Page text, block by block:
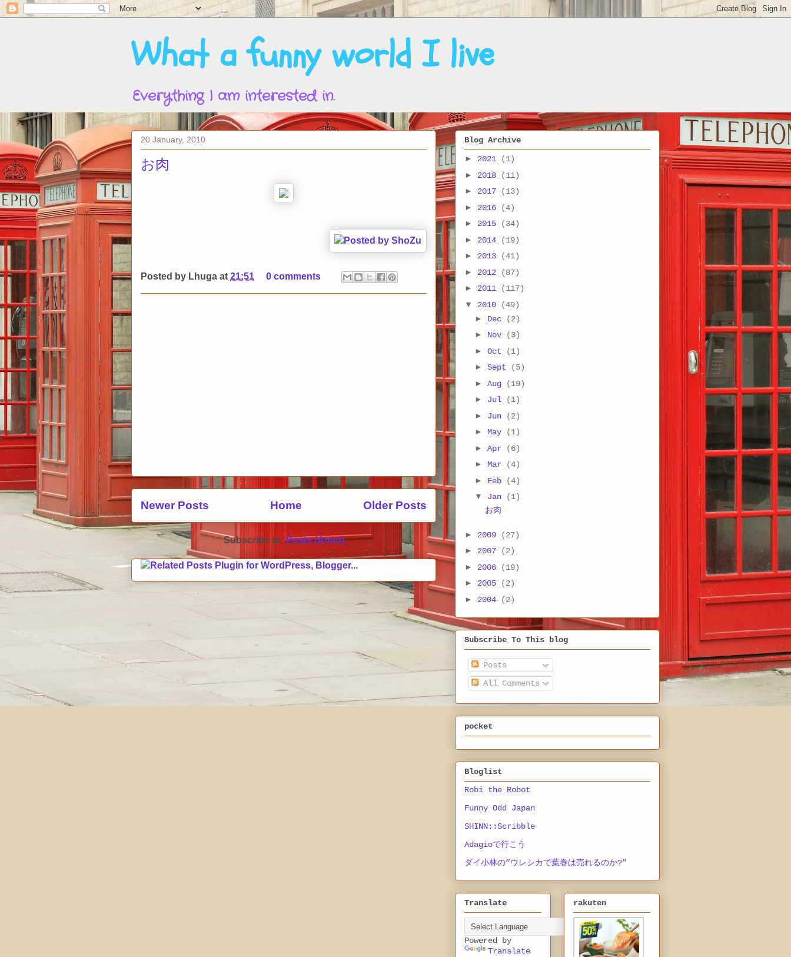
What a funny world I live
Everything I am interested in.
20 January, 2010
お肉
Posted by Lhuga at 21:51 0 comments
Newer Posts Older Posts
Home
Subscribe to:Posts (Atom)
Blog Archive
► 2021
(1)
► 2018
(11)
► 2017
(13)
► 2016
(4)
► 2015
(34)
► 2014
(19)
► 2013
(41)
► 2012
(87)
► 2011
(117)
▼ 2010
(49)
► Dec
(2)
► Nov
(3)
► Oct
(1)
► Sept
(5)
► Aug
(19)
► Jul
(1)
► Jun
(2)
► May
(1)
► Apr
(6)
► Mar
(4)
► Feb
(4)
▼ Jan
(1)
お肉
► 2009
(27)
► 2007
(2)
► 2006
(19)
► 2005
(2)
► 2004 (2)
Subscribe To This blog
Posts
All Comments
pocket
Bloglist
Robi the Robot
Funny Odd Japan
SHINN::Scribble
Adagioで行こう
ダイ小林の”ウレシカで葉巻は売れるのか?”
Translate
Powered by
Translate
rakuten